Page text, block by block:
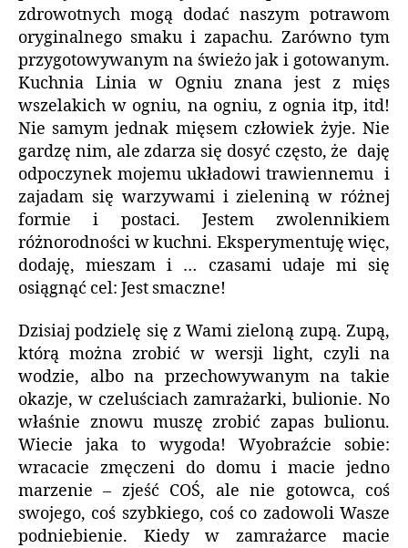
zdrowotnych mogą dodać naszym potrawom
oryginalnego smaku i zapachu. Zarówno tym
przygotowywanym na świeżo jak i gotowanym.
Kuchnia Linia w Ogniu znana jest z mięs
wszelakich w ogniu, na ogniu, z ognia itp, itd!
Nie samym jednak mięsem człowiek żyje. Nie
gardzę nim, ale zdarza się dosyć często, że daję
odpoczynek mojemu układowi trawiennemu i
zajadam się warzywami i zieleniną w różnej
formie i postaci. Jestem zwolennikiem
różnorodności w kuchni. Eksperymentuję więc,
dodaję, mieszam i … czasami udaje mi się
osiągnąć cel: Jest smaczne!
Dzisiaj podzielę się z Wami zieloną zupą. Zupą,
którą można zrobić w wersji light, czyli na
wodzie, albo na przechowywanym na takie
okazje, w czeluściach zamrażarki, bulionie. No
właśnie znowu muszę zrobić zapas bulionu.
Wiecie jaka to wygoda! Wyobraźcie sobie:
wracacie zmęczeni do domu i macie jedno
marzenie – zjeść COŚ, ale nie gotowca, coś
swojego, coś szybkiego, coś co zadowoli Wasze
podniebienie. Kiedy w zamrażarce macie